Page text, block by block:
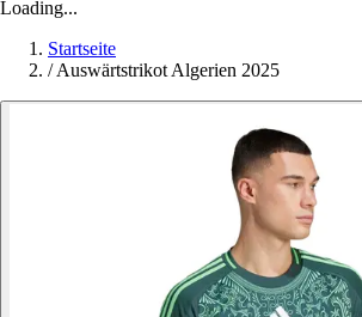
Loading...
Startseite
/ Auswärtstrikot Algerien 2025